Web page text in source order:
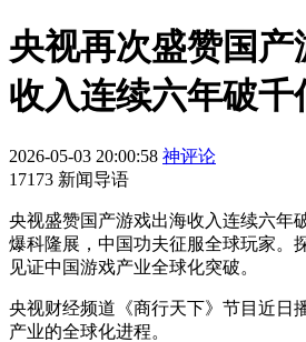
央视再次盛赞国产
收入连续六年破千
2026-05-03 20:00:58 神评论
17173 新闻导语
央视盛赞国产游戏出海收入连续六年
爆科隆展，中国功夫征服全球玩家。
见证中国游戏产业全球化突破。
央视财经频道《商行天下》节目近日
产业的全球化进程。